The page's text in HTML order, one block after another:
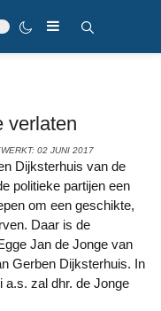
verlaten
02 JUNI 2017
politieke partijen een
om een geschikte,
Daar is de
Jan de Jonge van
Gerben Dijksterhuis. In
a.s. zal dhr. de Jonge